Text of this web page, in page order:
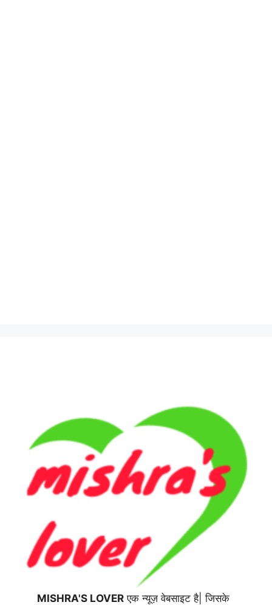
MISHRA'S LOVER एक न्यूज़ वेबसाइट है| जिसके